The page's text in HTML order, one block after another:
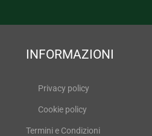
INFORMAZIONI
Privacy policy
Cookie policy
Termini e Condizioni